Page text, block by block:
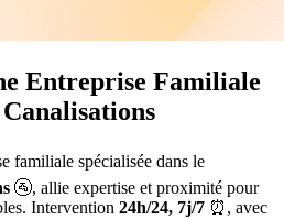
Entreprise Familiale
familiale spécialisée dans le
🚰, allie expertise et proximité pour
Intervention 24h/24, 7j/7 ⏰, avec